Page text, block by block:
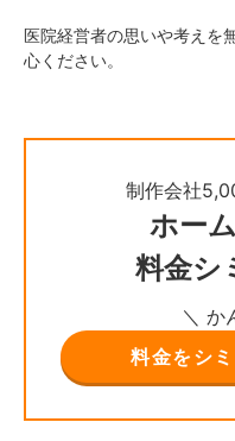
医院経営者の思いや考えを
心ください。
制作会社
ホー
料金シ
＼ か
料金をシ